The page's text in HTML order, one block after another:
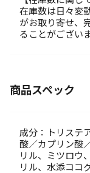
在庫数は日々変
がお取り寄せ、
ることがござい
商品スペック
成分：トリステ
酸／カプリン酸
リル、ミツロウ
リル、水添ココ